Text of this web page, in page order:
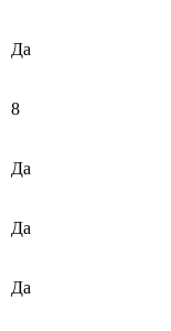
Да
8
Да
Да
Да